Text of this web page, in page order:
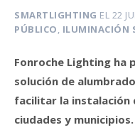
SMARTLIGHTING EL 22
PÚBLICO, ILUMINACIÓN
Fonroche Lighting ha
solución de
facilitar la instalación
ciudades y